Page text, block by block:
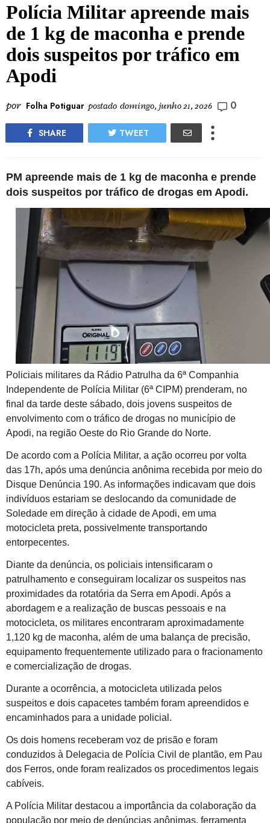
Polícia Militar apreende mais
de 1 kg de maconha e prende
dois suspeitos por tráfico em
Apodi
por Folha Potiguar postado domingo, junho 21, 2026 0
SHARE TWEET
PM apreende mais de 1 kg de maconha e prende
dois suspeitos por tráfico de drogas em Apodi.
Policiais militares da Rádio Patrulha da 6ª Companhia
Independente de Polícia Militar (6ª CIPM) prenderam, no
final da tarde deste sábado, dois jovens suspeitos de
envolvimento com o tráfico de drogas no município de
Apodi, na região Oeste do Rio Grande do Norte.
De acordo com a Polícia Militar, a ação ocorreu por volta
das 17h, após uma denúncia anônima recebida por meio do
Disque Denúncia 190. As informações indicavam que dois
indivíduos estariam se deslocando da comunidade de
Soledade em direção à cidade de Apodi, em uma
motocicleta preta, possivelmente transportando
entorpecentes.
Diante da denúncia, os policiais intensificaram o
patrulhamento e conseguiram localizar os suspeitos nas
proximidades da rotatória da Serra em Apodi. Após a
abordagem e a realização de buscas pessoais e na
motocicleta, os militares encontraram aproximadamente
1,120 kg de maconha, além de uma balança de precisão,
equipamento frequentemente utilizado para o fracionamento
e comercialização de drogas.
Durante a ocorrência, a motocicleta utilizada pelos
suspeitos e dois capacetes também foram apreendidos e
encaminhados para a unidade policial.
Os dois homens receberam voz de prisão e foram
conduzidos à Delegacia de Polícia Civil de plantão, em Pau
dos Ferros, onde foram realizados os procedimentos legais
cabíveis.
A Polícia Militar destacou a importância da colaboração da
população por meio de denúncias anônimas, ferramenta